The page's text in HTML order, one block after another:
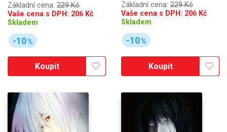
Základní cena: 229 Kč
Vaše cena s DPH: 206 Kč
Skladem
-10%
Koupit
Základní cena: 229 Kč
Vaše cena s DPH: 206 Kč
Skladem
-10%
Koupit